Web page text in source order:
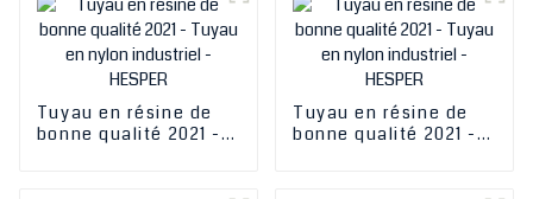
Tuyau en résine de
bonne qualité 2021 -
Tuyau en résine de
bonne qualité 2021 -